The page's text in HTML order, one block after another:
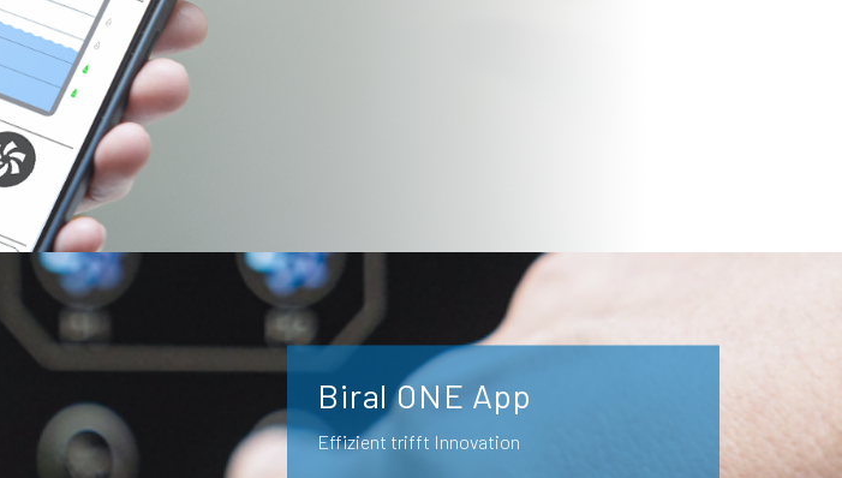
Biral ONE App
Effizient trifft Innovation